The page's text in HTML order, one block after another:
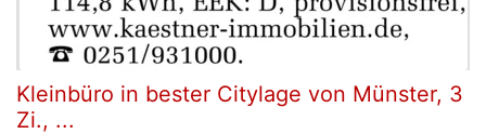
Kleinbüro in bester Citylage von Münster, 3
Zi., ...